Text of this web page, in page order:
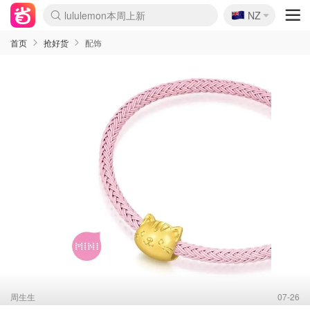
lululemon本周上新
Sasa美妆护肤3.5折
SSENSE年中3折
FreshBeauty好价汇总
Cettire降价+叠9折
Farfetch折上8折
WWS Coles超市实拍
viagogo二手票捡漏
Myer清仓1折起
The Outnet奢牌1折起
David Jones 3折起
Flannels大牌1折
Perfumes Club护肤1折
AMIRO返校季6.2折
Oweek抽奖送Airpods
Amazon折扣汇总
eToro入金$200送$50
Amazon数码好物
ICONIC本周7.5折
ThedoubleF高奢地板价
Moose Knuckles 6折
丝芙兰5折起
EUFY官网3.7折起
Selenichast首饰2折
Trip机票酒店促销
YSL送5件彩妆礼
Amazon家居好物
BIGBANG巡演开票
David Jones时尚3折
Amazon美妆护肤
雅漾大喷$8
过敏原检测盒$33
伊索独家赠50ml沐浴露
科颜氏送高保湿面霜
SEALIFE海洋馆门票6折
丝塔芙大白罐$16
订阅Newsletter送香薰
Cult Beauty 6.8折
Harrods圣诞日历2.3折
LN-CC奢牌私促3折
d'Alba空姐喷雾$16
EVE LOM套装逆天2折
Bernardelli独家4折
Adore Beauty 6折起
CT圣诞日历
Mytheresa奢品2.7折
🇳🇿
NZ
首页 抢好货 配饰
周生生 07-26